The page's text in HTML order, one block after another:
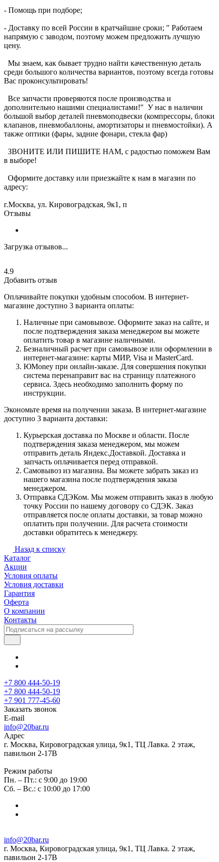
- Помощь при подборе;
- Доставку по всей России в кратчайшие сроки; " Работаем
напрямую с заводом, поэтому можем предложить лучшую
цену.
Мы знаем, как бывает трудно найти качественную деталь
среди большого количества вариантов, поэтому всегда готовы
Вас проконсультировать!
Все запчасти проверяются после производства и
дополнительно нашими специалистами!" У нас в наличии
большой выбор деталей пневмоподвески (компрессоры, блоки
клапанов, пневмобаллоны, амортизаторы и пневмостойки). А
также оптики (фары, задние фонари, стекла фар)
ЗВОНИТЕ ИЛИ ПИШИТЕ НАМ, с радостью поможем Вам
в выборе!
Оформите доставку или приезжайте к нам в магазин по
адресу:
г.Москва, ул. Кировоградская, 9к1, п
Отзывы
Загрузка отзывов...
4.9
Добавить отзыв
Оплачивайте покупки удобным способом. В интернет-
магазине доступно 3 варианта оплаты:
Наличные при самовывозе. Оформите заказ на сайте, и
после подтверждения заказа менеджером вы можете
оплатить товар в магазине наличными.
Безналичный расчет при самовывозе или оформлении в
интернет-магазине: карты МИР, Visa и MasterCard.
ЮMoney при онлайн-заказе. Для совершения покупки
система перенаправит вас на страницу платежного
сервиса. Здесь необходимо заполнить форму по
инструкции.
Экономьте время на получении заказа. В интернет-магазине
доступно 3 варианта доставки:
Курьерская доставка по Москве и области. После
подтверждения заказа менеджером, мы можем
отправить деталь Яндекс.Доставкой. Доставка и
запчасть оплачивается перед отправкой.
Самовывоз из магазина. Вы можете забрать заказ из
нашего магазина после подтверждения заказа
менеджером.
Отправка СДЭКом. Мы можем отправить заказ в любую
точку России по нашему договору со СДЭК. Заказ
отправляется после оплаты доставки, за товар можно
оплатить при получении. Для расчета стоимости
доставки обратитесь к менеджеру.
Назад к списку
Каталог
Акции
Условия оплаты
Условия доставки
Гарантия
Оферта
О компании
Контакты
+7 800 444-50-19
+7 800 444-50-19
+7 901 777-45-60
Заказать звонок
E-mail
info@20bar.ru
Адрес
г. Москва, Кировоградская улица, 9к1, ТЦ Лавка. 2 этаж,
павильон 2-17В
Режим работы
Пн. – Пт.: с 9:00 до 19:00
Сб. – Вс.: с 10:00 до 17:00
info@20bar.ru
г. Москва, Кировоградская улица, 9к1, ТЦ Лавка. 2 этаж,
павильон 2-17В